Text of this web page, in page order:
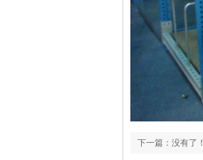
下一篇：没有了！